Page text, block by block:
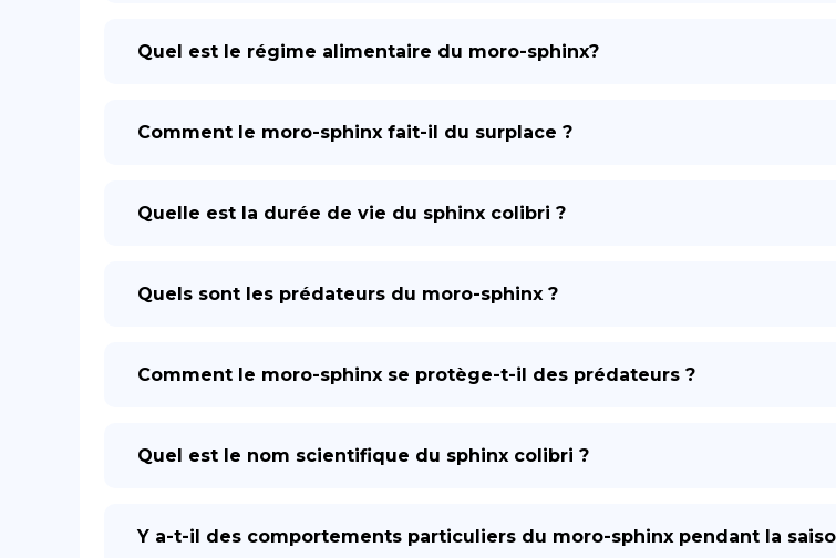
Quel est le régime alimentaire du moro-sphinx?
Comment le moro-sphinx fait-il du surplace ?
Quelle est la durée de vie du sphinx colibri ?
Quels sont les prédateurs du moro-sphinx ?
Comment le moro-sphinx se protège-t-il des prédateurs ?
Quel est le nom scientifique du sphinx colibri ?
Y a-t-il des comportements particuliers du moro-sphinx pendant la